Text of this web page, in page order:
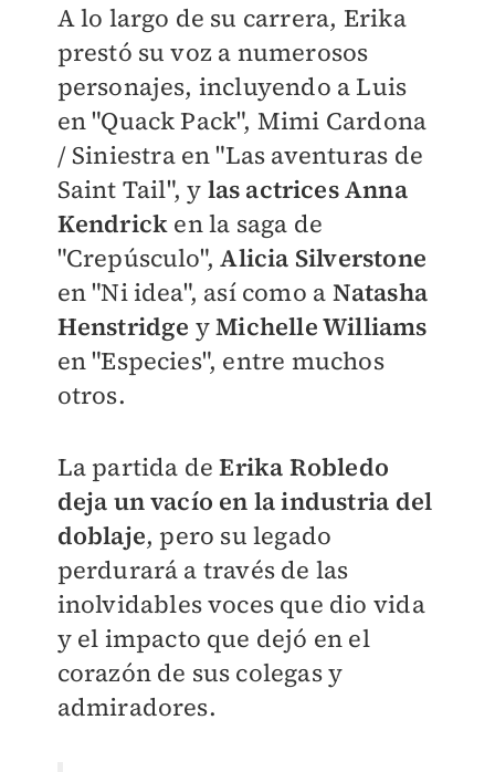
A lo largo de su carrera, Erika
prestó su voz a numerosos
personajes, incluyendo a Luis
en "Quack Pack", Mimi Cardona
/ Siniestra en "Las aventuras de
Saint Tail", y las actrices Anna
Kendrick en la saga de
"Crepúsculo",Alicia Silverstone
en "Ni idea", así como a Natasha
Henstridge yMichelle Williams
en "Especies", entre muchos
otros.
La partida deErika Robledo
deja un vacío en la industria del
doblaje, pero su legado
perdurará a través de las
inolvidables voces que dio vida
y el impacto que dejó en el
corazón de sus colegas y
admiradores.